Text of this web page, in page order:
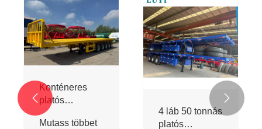
Háromtengelyes,
síkképes
félpótkocsi
Mutass többet
>>
Négytengelyes,
síkképes
félpótkocsi
Mutass többet
 